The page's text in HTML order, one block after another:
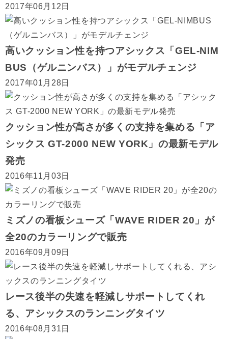
2017年06月12日
高いクッション性を持つアシックス「GEL-NIM
BUS（ゲルニンバス）」がモデルチェンジ
2017年01月28日
クッション性が高さが多くの支持を集める「ア
シックス GT-2000 NEW YORK」の最新モデル
発売
2016年11月03日
ミズノの看板シューズ「WAVE RIDER 20」が
全20のカラーリングで販売
2016年09月09日
レース後半の失速を軽減しサポートしてくれ
る、アシックスのランニングタイツ
2016年08月31日